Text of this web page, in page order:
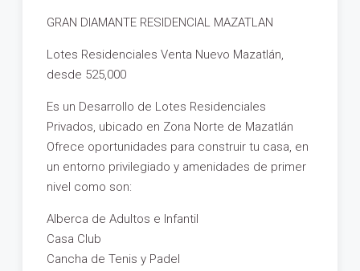
GRAN DIAMANTE RESIDENCIAL MAZATLAN
Lotes Residenciales Venta Nuevo Mazatlán,
desde 525,000
Es un Desarrollo de Lotes Residenciales
Privados, ubicado en Zona Norte de Mazatlán
Ofrece oportunidades para construir tu casa, en
un entorno privilegiado y amenidades de primer
nivel como son:
Alberca de Adultos e Infantil
Casa Club
Cancha de Tenis y Padel